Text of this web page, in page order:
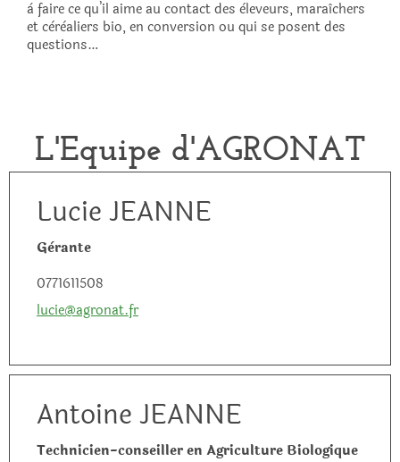
à faire ce qu’il aime au contact des èleveurs, maraîchers
et cèrèaliers bio, en conversion ou qui se posent des
questions…
L'Equipe d'AGRONAT
Lucie JEANNE
Gèrante
0771611508
lucie@agronat.fr
Antoine JEANNE
Technicien-conseiller en Agriculture Biologique